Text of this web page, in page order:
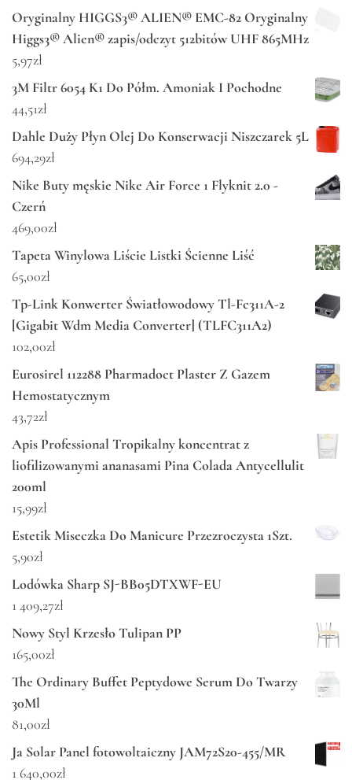
Oryginalny HIGGS3® ALIEN® EMC-82 Oryginalny
Higgs3® Alien® zapis/odczyt 512bitów UHF 865MHz
5,97zł
3M Filtr 6054 K1 Do Półm. Amoniak I Pochodne
44,51zł
Dahle Duży Płyn Olej Do Konserwacji Niszczarek 5L
694,29zł
Nike Buty męskie Nike Air Force 1 Flyknit 2.0 -
Czerń
469,00zł
Tapeta Winylowa Liście Listki Ścienne Liść
65,00zł
Tp-Link Konwerter Światłowodowy Tl-Fc311A-2
[Gigabit Wdm Media Converter] (TLFC311A2)
102,00zł
Eurosirel 112288 Pharmadoct Plaster Z Gazem
Hemostatycznym
43,72zł
Apis Professional Tropikalny koncentrat z
liofilizowanymi ananasami Pina Colada Antycellulit
200ml
15,99zł
Estetik Miseczka Do Manicure Przezroczysta 1Szt.
5,90zł
Lodówka Sharp SJ-BB05DTXWF-EU
1 409,27zł
Nowy Styl Krzesło Tulipan PP
165,00zł
The Ordinary Buffet Peptydowe Serum Do Twarzy
30Ml
81,00zł
Ja Solar Panel fotowoltaiczny JAM72S20-455/MR
1 640,00zł